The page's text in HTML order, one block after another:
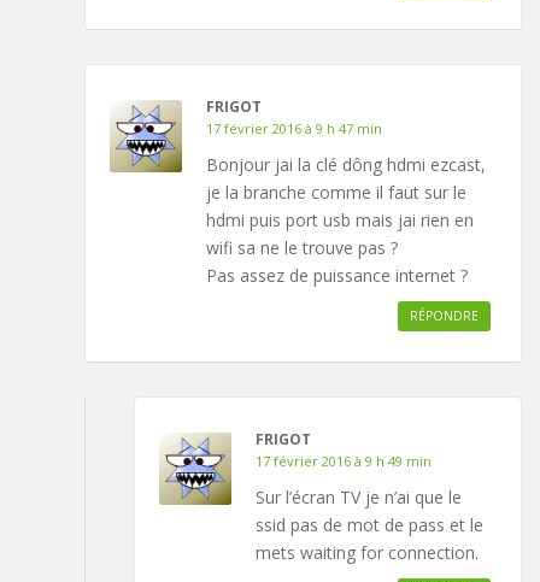
FRIGOT
17 février 2016 à 9 h 47 min
Bonjour jai la clé dông hdmi ezcast,
je la branche comme il faut sur le
hdmi puis port usb mais jai rien en
wifi sa ne le trouve pas ?
Pas assez de puissance internet ?
RÉPONDRE
FRIGOT
17 février 2016 à 9 h 49 min
Sur l’écran TV je n’ai que le
ssid pas de mot de pass et le
mets waiting for connection.